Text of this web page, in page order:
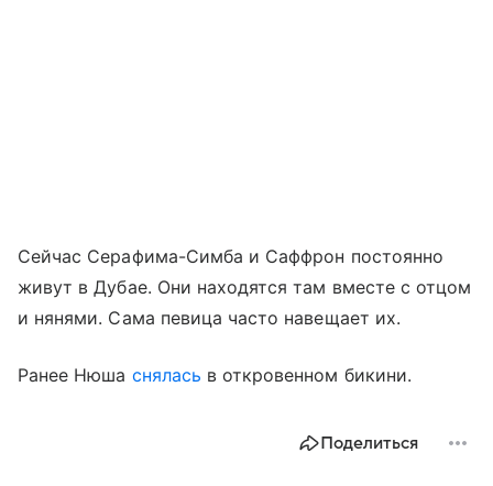
Сейчас Серафима-Симба и Саффрон постоянно
живут в Дубае. Они находятся там вместе с отцом
и нянями. Сама певица часто навещает их.
Ранее Нюша снялась в откровенном бикини.
Поделиться